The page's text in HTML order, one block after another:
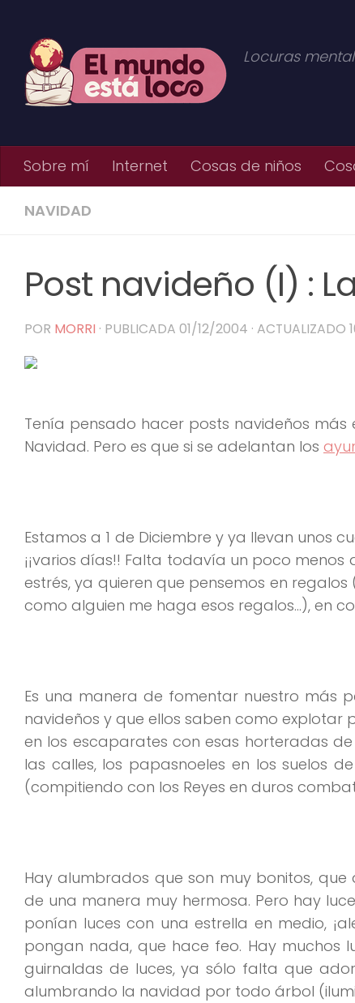
Locuras
Sobre mí Internet Cosas de niños
NAVIDAD
Post navideño (I) :
POR MORRI · PUBLICADA 01/12/2004 · ACTUALIZADO
Tenía pensado hacer posts navideños
Navidad. Pero es que si se adelantan los
Estamos a 1 de Diciembre y ya llevan unos
¡¡varios días!! Falta todavía un poco
estrés, ya quieren que pensemos en
como alguien me haga esos regalos…), en
Es una manera de fomentar nuestro más
navideños y que ellos saben como
en los escaparates con esas horteradas
las calles, los papasnoeles en los suelos
(compitiendo con los Reyes en duros
Hay alumbrados que son muy bonitos,
de una manera muy hermosa. Pero hay
ponían luces con una estrella en medio,
pongan nada, que hace feo. Hay muchos
guirnaldas de luces, ya sólo falta que
alumbrando la navidad por todo árbol